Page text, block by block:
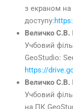
з екраном
доступу:
Величко С.В.
Учбовий
GeoStudio:
https://
Величко С.В.
Учбовий
на ПК